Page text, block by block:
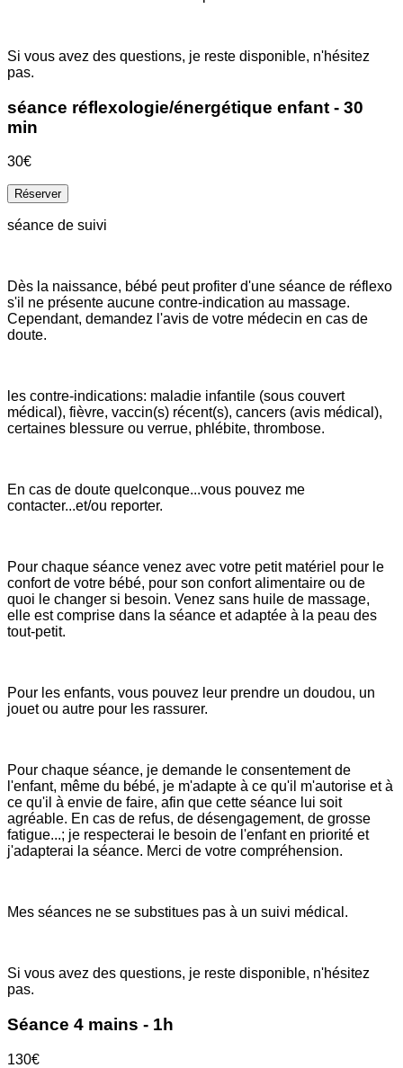
Si vous avez des questions, je reste disponible, n'hésitez
pas.
séance réflexologie/énergétique enfant - 30
min
30€
Réserver
séance de suivi
Dès la naissance, bébé peut profiter d'une séance de réflexo
s'il ne présente aucune contre-indication au massage.
Cependant, demandez l'avis de votre médecin en cas de
doute.
les contre-indications: maladie infantile (sous couvert
médical), fièvre, vaccin(s) récent(s), cancers (avis médical),
certaines blessure ou verrue, phlébite, thrombose.
En cas de doute quelconque...vous pouvez me
contacter...et/ou reporter.
Pour chaque séance venez avec votre petit matériel pour le
confort de votre bébé, pour son confort alimentaire ou de
quoi le changer si besoin. Venez sans huile de massage,
elle est comprise dans la séance et adaptée à la peau des
tout-petit.
Pour les enfants, vous pouvez leur prendre un doudou, un
jouet ou autre pour les rassurer.
Pour chaque séance, je demande le consentement de
l'enfant, même du bébé, je m'adapte à ce qu'il m'autorise et à
ce qu'il à envie de faire, afin que cette séance lui soit
agréable. En cas de refus, de désengagement, de grosse
fatigue...; je respecterai le besoin de l'enfant en priorité et
j'adapterai la séance. Merci de votre compréhension.
Mes séances ne se substitues pas à un suivi médical.
Si vous avez des questions, je reste disponible, n'hésitez
pas.
Séance 4 mains - 1h
130€